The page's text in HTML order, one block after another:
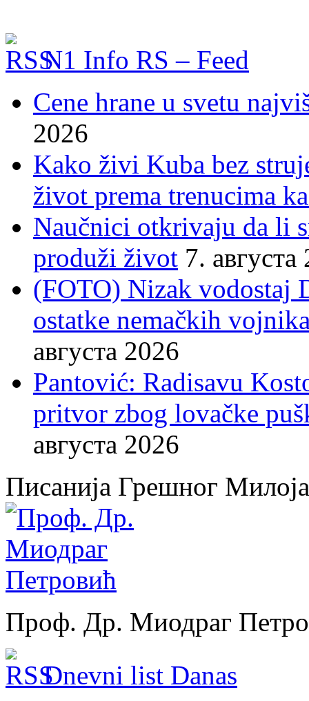
N1 Info RS – Feed
Cene hrane u svetu
2026
Kako živi Kuba bez
život prema trenucima
Naučnici otkrivaju da li
produži život 7. августа
(FOTO) Nizak vodostaj
ostatke nemačkih
августа 2026
Pantović: Radisavu
pritvor zbog lovačke
августа 2026
Писанија Грешног Милоја
Проф. Др. Миодраг
Dnevni list Danas